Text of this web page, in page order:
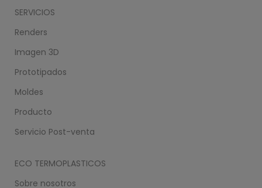
SERVICIOS
Renders
Imagen 3D
Prototipados
Moldes
Producto
Servicio Post-venta
ECO TERMOPLASTICOS
Sobre nosotros